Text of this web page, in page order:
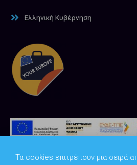
Ελληνική Κυβέρνηση
Τα cookies επιτρέπουν μια σειρά